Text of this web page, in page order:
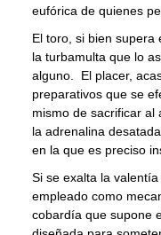
eufórica de quienes
El toro, si bien supera
la turbamulta que lo
alguno. El placer,
preparativos que se
mismo de sacrificar al
la adrenalina
en la que es preciso
Si se exalta la
empleado como
cobardía que supone